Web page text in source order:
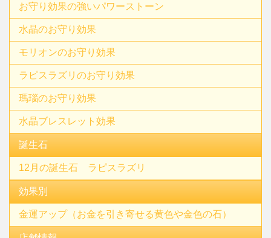
お守り効果の強いパワーストーン
水晶のお守り効果
モリオンのお守り効果
ラピスラズリのお守り効果
瑪瑙のお守り効果
水晶ブレスレット効果
誕生石
12月の誕生石 ラピスラズリ
効果別
金運アップ（お金を引き寄せる黄色や金色の石）